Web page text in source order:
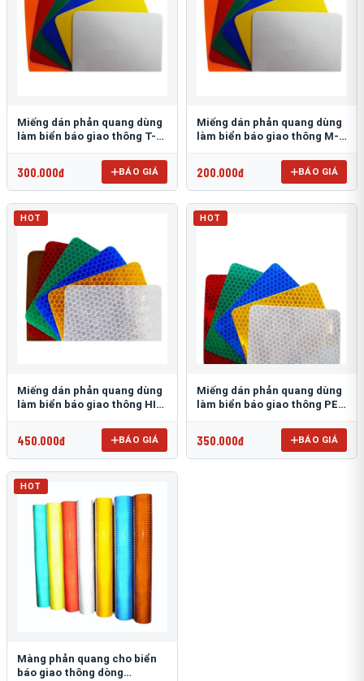
Miếng dán phản quang dùng
làm biển báo giao thông T-
300.000đ BÁO GIÁ
Miếng dán phản quang dùng
làm biển báo giao thông M-
200.000đ BÁO GIÁ
HOT
Miếng dán phản quang dùng
làm biển báo giao thông HIP
450.000đ BÁO GIÁ
HOT
Miếng dán phản quang dùng
làm biển báo giao thông PEG
350.000đ BÁO GIÁ
HOT
Màng phản quang cho biển
báo giao thông dòng